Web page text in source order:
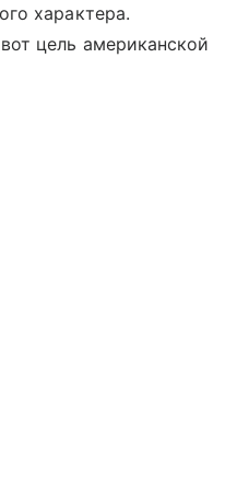
характера.
цель американской